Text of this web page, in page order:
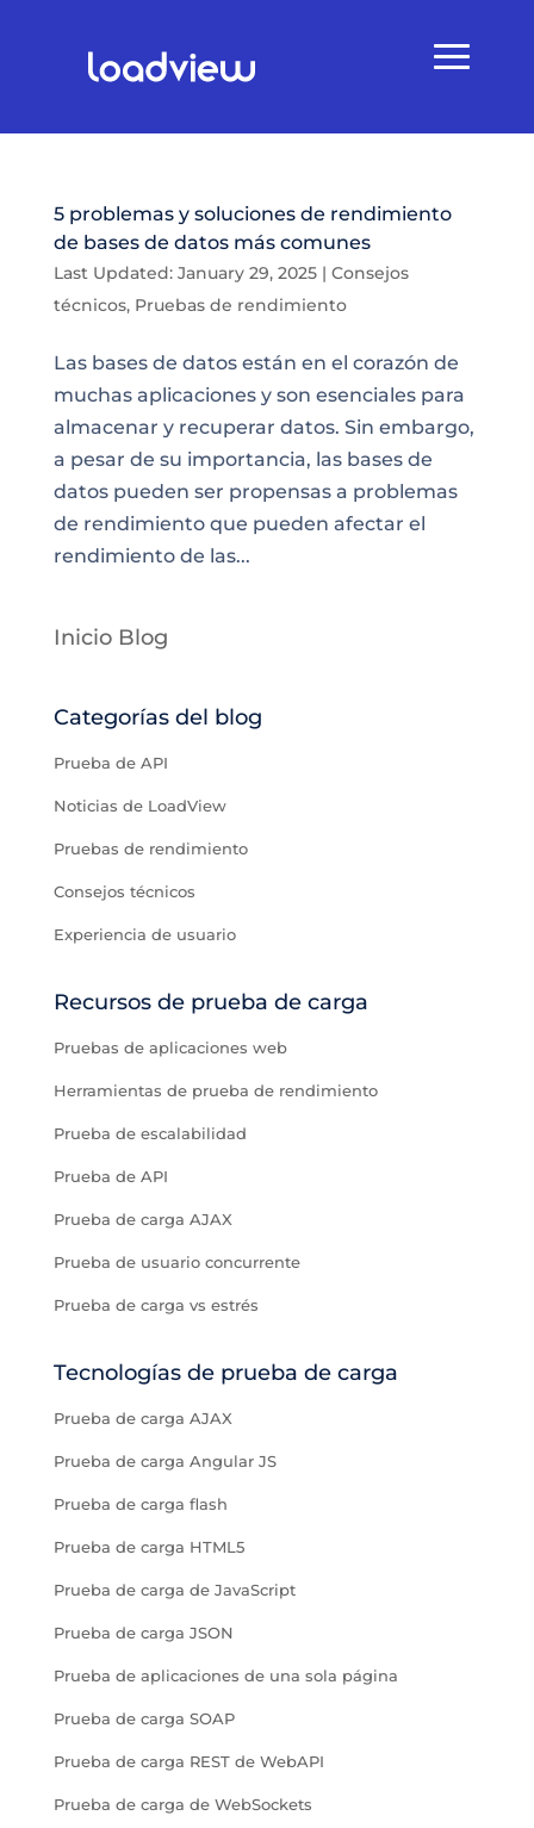
5 problemas y soluciones de rendimiento
de bases de datos más comunes
Last Updated: January 29, 2025| Consejos
técnicos, Pruebas de rendimiento
Las bases de datos están en el corazón de
muchas aplicaciones y son esenciales para
almacenar y recuperar datos. Sin embargo,
a pesar de su importancia, las bases de
datos pueden ser propensas a problemas
de rendimiento que pueden afectar el
rendimiento de las...
Inicio Blog
Categorías del blog
Prueba de API
Noticias de LoadView
Pruebas de rendimiento
Consejos técnicos
Experiencia de usuario
Recursos de prueba de carga
Pruebas de aplicaciones web
Herramientas de prueba de rendimiento
Prueba de escalabilidad
Prueba de API
Prueba de carga AJAX
Prueba de usuario concurrente
Prueba de carga vs estrés
Tecnologías de prueba de carga
Prueba de carga AJAX
Prueba de carga Angular JS
Prueba de carga flash
Prueba de carga HTML5
Prueba de carga de JavaScript
Prueba de carga JSON
Prueba de aplicaciones de una sola página
Prueba de carga SOAP
Prueba de carga REST de WebAPI
Prueba de carga de WebSockets